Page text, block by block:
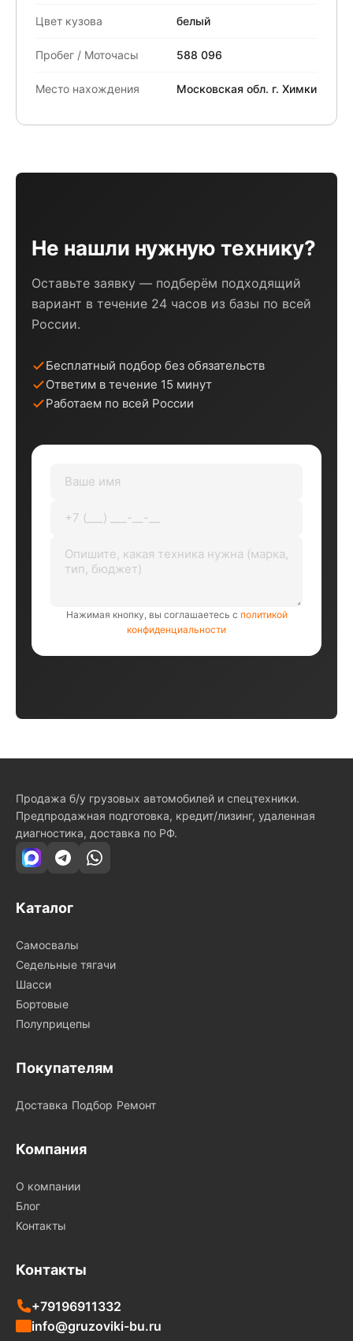
Цвет кузова белый
Пробег / Моточасы 588 096
Место нахождения Московская обл. г. Химки
Не нашли нужную технику?
Оставьте заявку — подберём подходящий
вариант в течение 24 часов из базы по всей
России.
Бесплатный подбор без обязательств
Ответим в течение 15 минут
Работаем по всей России
Нажимая кнопку, вы соглашаетесь с политикой
конфиденциальности
Продажа б/у грузовых автомобилей и спецтехники.
Предпродажная подготовка, кредит/лизинг, удаленная
диагностика, доставка по РФ.
Каталог
Самосвалы
Седельные тягачи
Шасси
Бортовые
Полуприцепы
Покупателям
Доставка Подбор Ремонт
Компания
О компании
Блог
Контакты
Контакты
+79196911332
info@gruzoviki-bu.ru